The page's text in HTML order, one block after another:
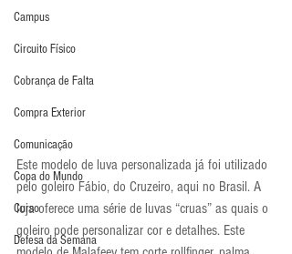
Campus
Circuito Físico
Cobrança de Falta
Compra Exterior
Comunicação
Copa do Mundo
Curso
Defesa da Semana
Este modelo de luva personalizada já foi utilizado
pelo goleiro Fábio, do Cruzeiro, aqui no Brasil. A
loja oferece uma série de luvas “cruas” as quais o
goleiro pode personalizar cor e detalhes. Este